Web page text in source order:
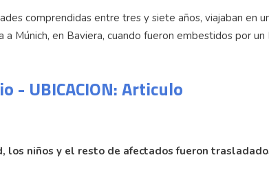
comprendidas entre tres y siete años, viajaban en
a Múnich, en Baviera, cuando fueron embestidos por
- UBICACION: Articulo
los niños y el resto de afectados fueron